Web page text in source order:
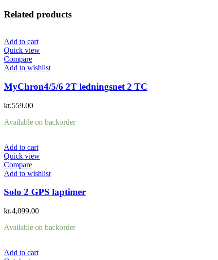
Related products
Add to cart
Quick view
Compare
Add to wishlist
MyChron4/5/6 2T ledningsnet 2 TC
kr.559.00
Available on backorder
Add to cart
Quick view
Compare
Add to wishlist
Solo 2 GPS laptimer
kr.4,099.00
Available on backorder
Add to cart